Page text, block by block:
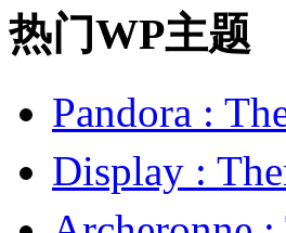
热门WP主题
Pandora :
Display :